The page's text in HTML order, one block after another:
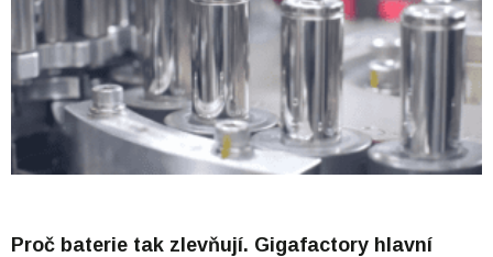
Proč baterie tak zlevňují. Gigafactory hlavní